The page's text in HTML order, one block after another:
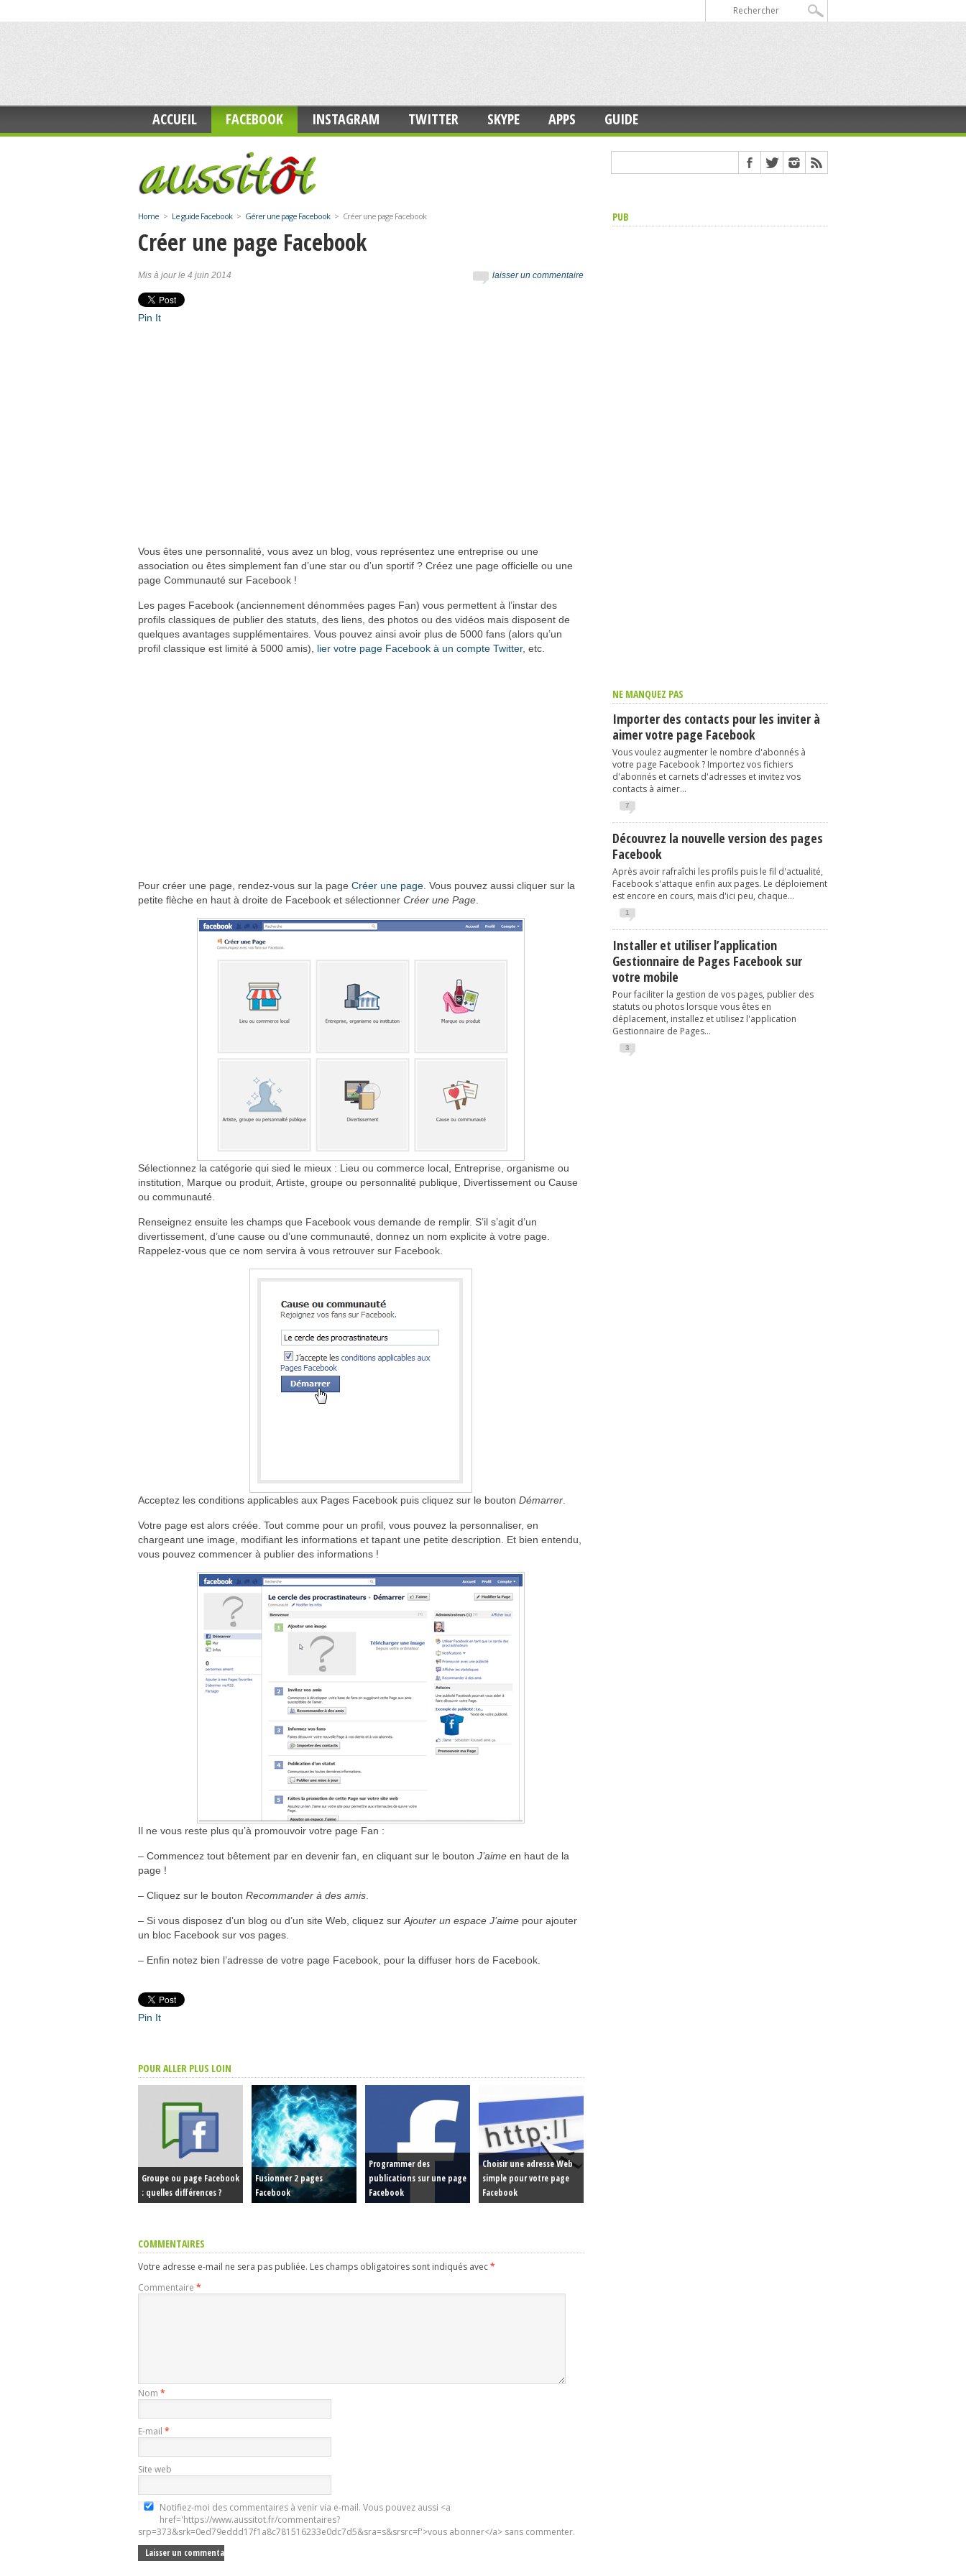
ACCUEIL FACEBOOK INSTAGRAM TWITTER SKYPE APPS GUIDE
Home > Le guide Facebook> Gérer une page Facebook> Créer une page Facebook
Créer une page Facebook
laisser un commentaire
Mis à jour le 4 juin 2014
Pin It
Vous êtes une personnalité, vous avez un blog, vous représentez une entreprise ou une
association ou êtes simplement fan d’une star ou d’un sportif ? Créez une page officielle ou une
page Communauté sur Facebook !
Les pages Facebook (anciennement dénommées pages Fan) vous permettent à l’instar des
profils classiques de publier des statuts, des liens, des photos ou des vidéos mais disposent de
quelques avantages supplémentaires. Vous pouvez ainsi avoir plus de 5000 fans (alors qu’un
profil classique est limité à 5000 amis), lier votre page Facebook à un compte Twitter, etc.
Pour créer une page, rendez-vous sur la page Créer une page . Vous pouvez aussi cliquer sur la
petite flèche en haut à droite de Facebook et sélectionner Créer une Page
Sélectionnez la catégorie qui sied le mieux : Lieu ou commerce local, Entreprise, organisme ou
institution, Marque ou produit, Artiste, groupe ou personnalité publique, Divertissement ou Cause
ou communauté.
Renseignez ensuite les champs que Facebook vous demande de remplir. S’il s’agit d’un
divertissement, d’une cause ou d’une communauté, donnez un nom explicite à votre page.
Rappelez-vous que ce nom servira à vous retrouver sur Facebook.
Acceptez les conditions applicables aux Pages Facebook puis cliquez sur le bouton Démarrer
Votre page est alors créée. Tout comme pour un profil, vous pouvez la personnaliser, en
chargeant une image, modifiant les informations et tapant une petite description. Et bien entendu,
vous pouvez commencer à publier des informations !
Il ne vous reste plus qu’à promouvoir votre page Fan :
– Commencez tout bêtement par en devenir fan, en cliquant sur le bouton J’aime en haut de la
page !
– Cliquez sur le bouton Recommander à des amis
– Si vous disposez d’un blog ou d’un site Web, cliquez sur Ajouter un espace J’aime pour ajouter
un bloc Facebook sur vos pages.
– Enfin notez bien l’adresse de votre page Facebook, pour la diffuser hors de Facebook.
Pin It
POUR ALLER PLUS LOIN
Groupe ou page Facebook
: quelles différences ?
Fusionner 2 pages
Facebook
Programmer des
publications sur une page
Facebook
Choisir une adresse Web
simple pour votre page
Facebook
COMMENTAIRES
Votre adresse e-mail ne sera pas publiée. Les champs obligatoires sont indiqués avec*
Commentaire *
Nom *
E-mail *
Site web
Notifiez-moi des commentaires à venir via e-mail. Vous pouvez aussi <a
href='https://www.aussitot.fr/commentaires?
srp=373&srk=0ed79eddd17f1a8c781516233e0dc7d5&sra=s&srsrc=f'>vous abonner</a> sans commenter.
PUB
NE MANQUEZ PAS
Importer des contacts pour les inviter à
aimer votre page Facebook
Vous voulez augmenter le nombre d'abonnés à
votre page Facebook ? Importez vos fichiers
d'abonnés et carnets d'adresses et invitez vos
contacts à aimer...
7
Découvrez la nouvelle version des pages
Facebook
Après avoir rafraîchi les profils puis le fil d'actualité,
Facebook s'attaque enfin aux pages. Le déploiement
est encore en cours, mais d'ici peu, chaque...
1
Installer et utiliser l’application
Gestionnaire de Pages Facebook sur
votre mobile
Pour faciliter la gestion de vos pages, publier des
statuts ou photos lorsque vous êtes en
déplacement, installez et utilisez l'application
Gestionnaire de Pages...
3